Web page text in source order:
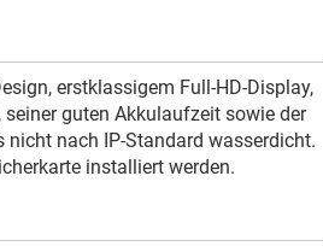
erstklassigem Full-HD-Display,
guten Akkulaufzeit sowie der
nach IP-Standard wasserdicht.
installiert werden.